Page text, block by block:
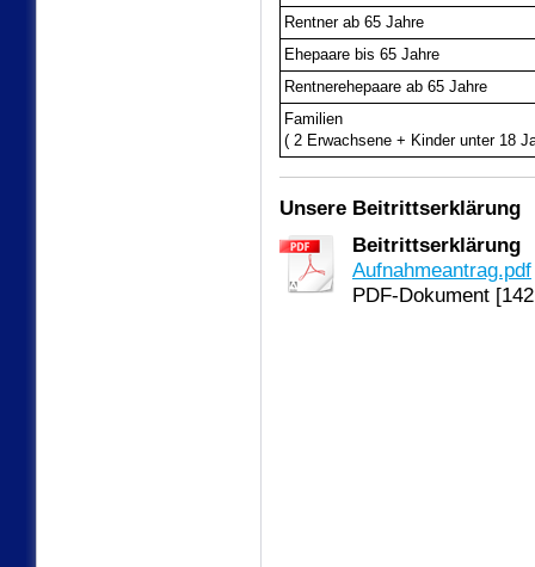
Rentner ab 65 Jahre
Ehepaare bis 65 Jahre
Rentnerehepaare ab 65 Jahre
Familien
( 2 Erwachsene + Kinder unter 18
Unsere Beitrittserklärung
Beitrittserklärung
Aufnahmeantrag.pdf
PDF-Dokument